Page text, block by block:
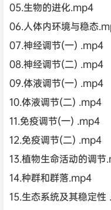
05.生物的进化.mp4
06.人体内环境与稳态
07.神经调节(一) .mp4
08.神经调节(二) .mp4
09.体液调节(一) .mp4
10.体液调节(二) .mp4
11.免疫调节(一) .mp4
12.免疫调节(二) .mp4
13.植物生命活动的调节
14.种群和群落.mp4
15.生态系统及其稳定性